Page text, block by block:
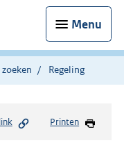
Menu
Regeling
Printen